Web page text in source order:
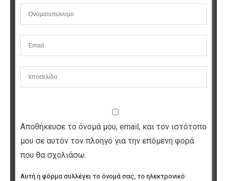
Αποθήκευσε το όνομά μου, email, και τον ιστότοπο
μου σε αυτόν τον πλοηγό για την επόμενη φορά
που θα σχολιάσω.
Αυτή η φόρμα συλλέγει το όνομά σας, το ηλεκτρονικό